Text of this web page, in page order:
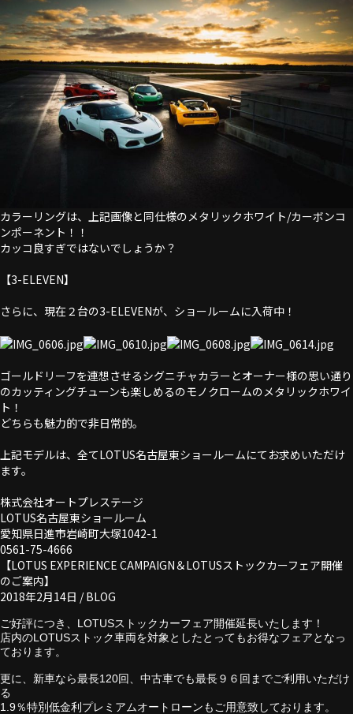
カラーリングは、上記画像と同仕様のメタリックホワイト/カーボンコ
ンポーネント！！
カッコ良すぎではないでしょうか？
【3-ELEVEN】
さらに、現在２台の3-ELEVENが、ショールームに入荷中！
ゴールドリーフを連想させるシグニチャカラーとオーナー様の思い通り
のカッティングチューンも楽しめるのモノクロームのメタリックホワイ
ト！
どちらも魅力的で非日常的。
上記モデルは、全てLOTUS名古屋東ショールームにてお求めいただけ
ます。
株式会社オートプレステージ
LOTUS名古屋東ショールーム
愛知県日進市岩崎町大塚1042-1
0561-75-4666
【LOTUS EXPERIENCE CAMPAIGN＆LOTUSストックカーフェア開催
のご案内】
2018年2月14日 /BLOG
ご好評につき、LOTUSストックカーフェア開催延長いたします！
店内のLOTUSストック車両を対象としたとってもお得なフェアとなっ
ております。
更に、新車なら最長120回、中古車でも最長９６回までご利用いただけ
る
1.9％特別低金利プレミアムオートローンもご用意致しております。